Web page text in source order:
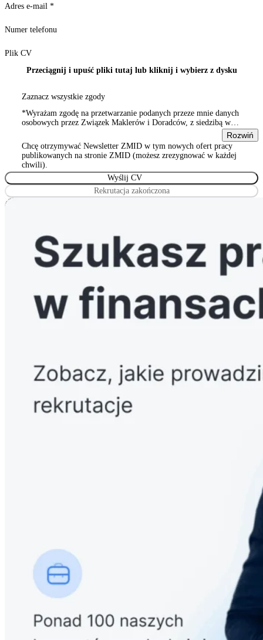
Adres e-mail *
Numer telefonu
Plik CV
Przeciągnij i upuść pliki tutaj lub kliknij i wybierz z dysku
Zaznacz wszystkie zgody
*Wyrażam zgodę na przetwarzanie podanych przeze mnie danych
osobowych przez Związek Maklerów i Doradców, z siedzibą w
stowarzyszeń, innych organizacji społecznych i zawodowych,
Wyrażam zgodę na przetwarzanie podanych przeze mnie danych
osobowych przez Związek Maklerów i Doradców, z siedzibą w
Warszawie 00-815, ul. Sienna 93/2, wpisanym do rejestru
stowarzyszeń, innych organizacji społecznych i zawodowych
Rozwiń
Chcę otrzymywać Newsletter ZMID w tym nowych ofert pracy
publikowanych na stronie ZMID (możesz zrezygnować w każdej
chwili).
Rekrutacja zakończona